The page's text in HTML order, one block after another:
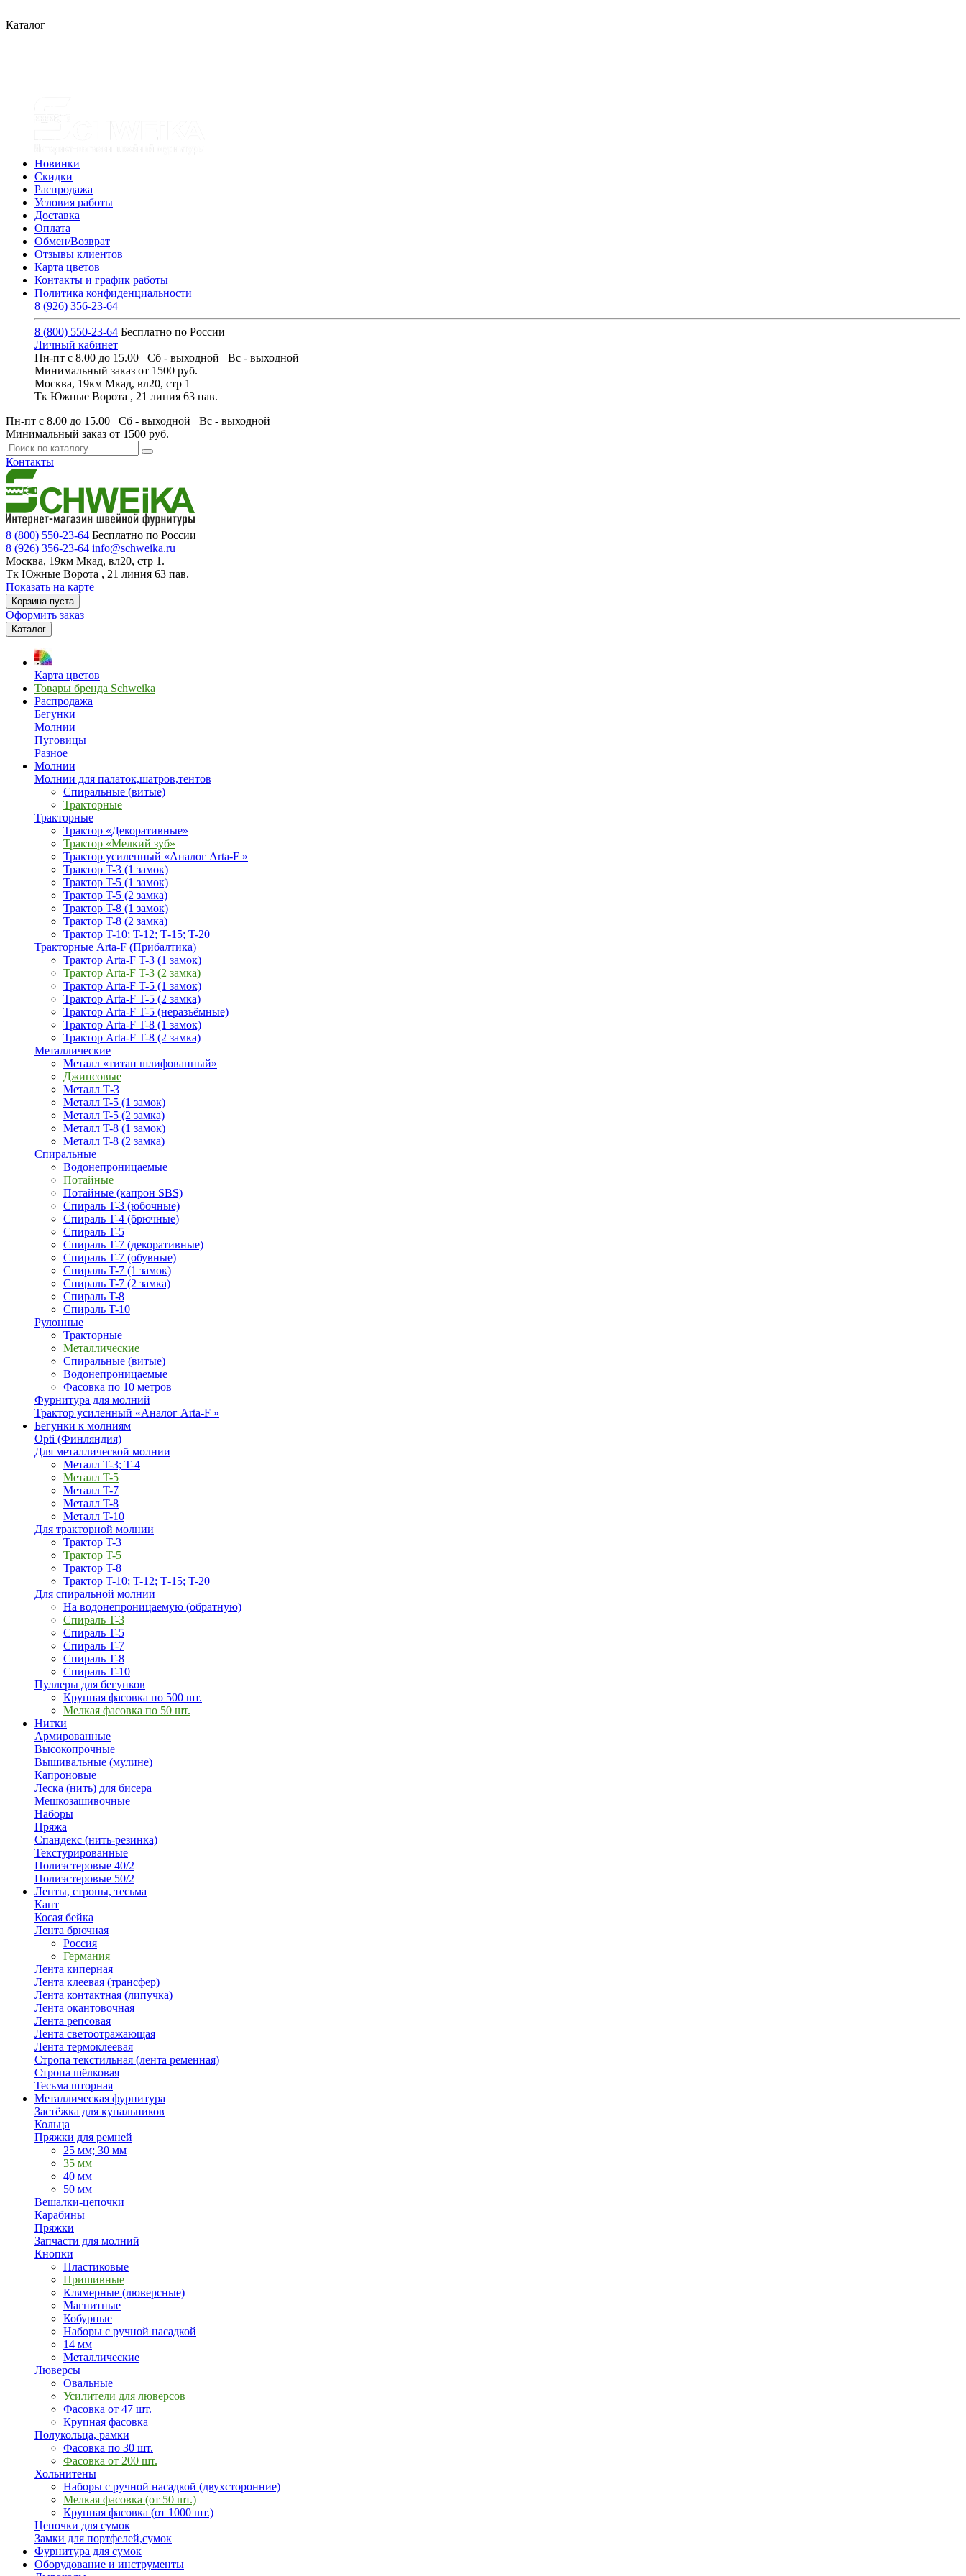
Каталог
Новинки
Скидки
Распродажа
Условия работы
Доставка
Оплата
Обмен/Возврат
Отзывы клиентов
Карта цветов
Контакты и график работы
Политика конфиденциальности
8 (926) 356-23-64
8 (800) 550-23-64 Бесплатно по России
Личный кабинет
Пн-пт с 8.00 до 15.00 Сб - выходной Вс - выходной
Минимальный заказ от 1500 руб.
Москва, 19км Мкад, вл20, стр 1
Тк Южные Ворота , 21 линия 63 пав.
Пн-пт с 8.00 до 15.00 Сб - выходной Вс - выходной
Минимальный заказ от 1500 руб.
Контакты
8 (800) 550-23-64 Бесплатно по России
8 (926) 356-23-64 info@schweika.ru
Москва, 19км Мкад, вл20, стр 1.
Тк Южные Ворота , 21 линия 63 пав.
Показать на карте
Корзина пуста
Оформить заказ
Каталог
Карта цветов
Товары бренда Schweika
Распродажа
Бегунки
Молнии
Пуговицы
Разное
Молнии
Молнии для палаток,шатров,тентов
Спиральные (витые)
Тракторные
Тракторные
Трактор «Декоративные»
Трактор «Мелкий зуб»
Трактор усиленный «Аналог Arta-F »
Трактор T-3 (1 замок)
Трактор T-5 (1 замок)
Трактор T-5 (2 замка)
Трактор T-8 (1 замок)
Трактор T-8 (2 замка)
Трактор T-10; T-12; Т-15; T-20
Тракторные Arta-F (Прибалтика)
Трактор Arta-F T-3 (1 замок)
Трактор Arta-F T-3 (2 замка)
Трактор Arta-F T-5 (1 замок)
Трактор Arta-F T-5 (2 замка)
Трактор Arta-F T-5 (неразъёмные)
Трактор Arta-F T-8 (1 замок)
Трактор Arta-F T-8 (2 замка)
Металлические
Металл «титан шлифованный»
Джинсовые
Металл Т-3
Металл T-5 (1 замок)
Металл T-5 (2 замка)
Металл T-8 (1 замок)
Металл T-8 (2 замка)
Спиральные
Водонепроницаемые
Потайные
Потайные (капрон SBS)
Спираль T-3 (юбочные)
Спираль T-4 (брючные)
Спираль T-5
Спираль T-7 (декоративные)
Спираль T-7 (обувные)
Спираль T-7 (1 замок)
Спираль T-7 (2 замка)
Спираль T-8
Спираль T-10
Рулонные
Тракторные
Металлические
Спиральные (витые)
Водонепроницаемые
Фасовка по 10 метров
Фурнитура для молний
Трактор усиленный «Аналог Arta-F »
Бегунки к молниям
Opti (Финляндия)
Для металлической молнии
Металл T-3; T-4
Металл T-5
Металл T-7
Металл T-8
Металл T-10
Для тракторной молнии
Трактор T-3
Трактор T-5
Трактор T-8
Трактор T-10; T-12; Т-15; T-20
Для спиральной молнии
На водонепроницаемую (обратную)
Спираль T-3
Спираль T-5
Спираль T-7
Спираль T-8
Спираль T-10
Пуллеры для бегунков
Крупная фасовка по 500 шт.
Мелкая фасовка по 50 шт.
Нитки
Армированные
Высокопрочные
Вышивальные (мулине)
Капроновые
Леска (нить) для бисера
Мешкозашивочные
Наборы
Пряжа
Спандекс (нить-резинка)
Текстурированные
Полиэстеровые 40/2
Полиэстеровые 50/2
Ленты, стропы, тесьма
Кант
Косая бейка
Лента брючная
Россия
Германия
Лента киперная
Лента клеевая (трансфер)
Лента контактная (липучка)
Лента окантовочная
Лента репсовая
Лента светоотражающая
Лента термоклеевая
Стропа текстильная (лента ременная)
Стропа шёлковая
Тесьма шторная
Металлическая фурнитура
Застёжка для купальников
Кольца
Пряжки для ремней
25 мм; 30 мм
35 мм
40 мм
50 мм
Вешалки-цепочки
Карабины
Пряжки
Запчасти для молний
Кнопки
Пластиковые
Пришивные
Клямерные (люверсные)
Магнитные
Кобурные
Наборы с ручной насадкой
14 мм
Металлические
Люверсы
Овальные
Усилители для люверсов
Фасовка от 47 шт.
Крупная фасовка
Полукольца, рамки
Фасовка по 30 шт.
Фасовка от 200 шт.
Хольнитены
Наборы с ручной насадкой (двухсторонние)
Мелкая фасовка (от 50 шт.)
Крупная фасовка (от 1000 шт.)
Цепочки для сумок
Замки для портфелей,сумок
Фурнитура для сумок
Оборудование и инструменты